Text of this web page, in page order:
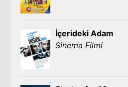
İçerideki Adam
Sinema Filmi